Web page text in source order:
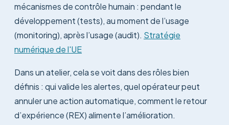
mécanismes de contrôle humain : pendant le
développement (tests), au moment de l’usage
(monitoring), après l’usage (audit). Stratégie
numérique de l'UE
Dans un atelier, cela se voit dans des rôles bien
définis : qui valide les alertes, quel opérateur peut
annuler une action automatique, comment le retour
d’expérience (REX) alimente l’amélioration.